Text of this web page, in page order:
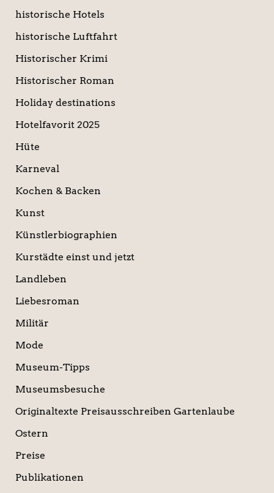
historische Hotels
historische Luftfahrt
Historischer Krimi
Historischer Roman
Holiday destinations
Hotelfavorit 2025
Hüte
Karneval
Kochen & Backen
Kunst
Künstlerbiographien
Kurstädte einst und jetzt
Landleben
Liebesroman
Militär
Mode
Museum-Tipps
Museumsbesuche
Originaltexte Preisausschreiben Gartenlaube
Ostern
Preise
Publikationen